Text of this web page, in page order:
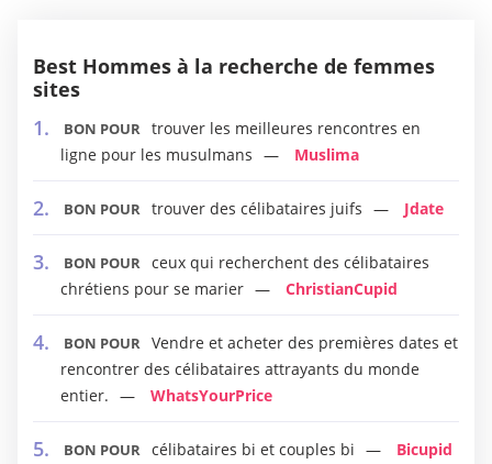
Best Hommes à la recherche de femmes
sites
BON POUR trouver les meilleures rencontres en
ligne pour les musulmans
Muslima
BON POUR trouver des célibataires juifs Jdate
BON POUR ceux qui recherchent des célibataires
chrétiens pour se marier
ChristianCupid
BON POUR Vendre et acheter des premières dates et
rencontrer des célibataires attrayants du monde
entier.
WhatsYourPrice
BON POUR célibataires bi et couples bi Bicupid